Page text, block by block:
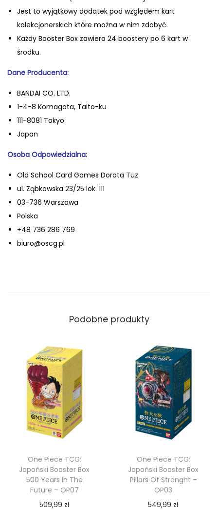
Jest to wyjątkowy dodatek pod względem kart
kolekcjonerskich które można w nim zdobyć.
Każdy Booster Box zawiera 24 boostery po 6 kart w
środku.
Dane Producenta:
BANDAI CO. LTD.
1-4-8 Komagata, Taito-ku
111-8081 Tokyo
Japan
Osoba Odpowiedzialna:
Old School Card Games Dorota Tuz
ul. Ząbkowska 23/25 lok. 111
03-736 Warszawa
Polska
+48 736 286 769
biuro@oscg.pl
Podobne produkty
One Piece TCG:
Japoński Booster Box
500 Years In The
Future – OP07
509,99 zł
One Piece TCG:
Japoński Booster Box
Pillars Of Strenght –
OP03
549,99 zł